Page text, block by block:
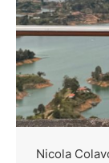
Nicola